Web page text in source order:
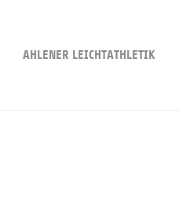
AHLENER LEICHTATHLETIK